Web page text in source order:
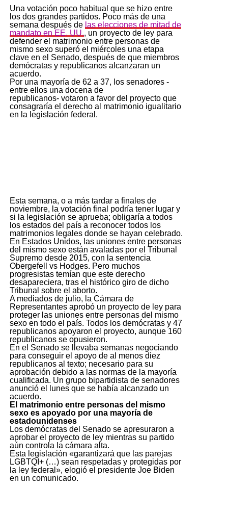
Una votación poco habitual que se hizo entre
los dos grandes partidos. Poco más de una
semana después de las elecciones de mitad de
mandato en EE. UU., un proyecto de ley para
defender el matrimonio entre personas de
mismo sexo superó el miércoles una etapa
clave en el Senado, después de que miembros
demócratas y republicanos alcanzaran un
acuerdo.
Por una mayoría de 62 a 37, los senadores -
entre ellos una docena de
republicanos- votaron a favor del proyecto que
consagraría el derecho al matrimonio igualitario
en la legislación federal.
Esta semana, o a más tardar a finales de
noviembre, la votación final podría tener lugar y
si la legislación se aprueba; obligaría a todos
los estados del país a reconocer todos los
matrimonios legales donde se hayan celebrado.
En Estados Unidos, las uniones entre personas
del mismo sexo están avaladas por el Tribunal
Supremo desde 2015, con la sentencia
Obergefell vs Hodges. Pero muchos
progresistas temían que este derecho
desapareciera, tras el histórico giro de dicho
Tribunal sobre el aborto.
A mediados de julio, la Cámara de
Representantes aprobó un proyecto de ley para
proteger las uniones entre personas del mismo
sexo en todo el país. Todos los demócratas y 47
republicanos apoyaron el proyecto, aunque 160
republicanos se opusieron.
En el Senado se llevaba semanas negociando
para conseguir el apoyo de al menos diez
republicanos al texto; necesario para su
aprobación debido a las normas de la mayoría
cualificada. Un grupo bipartidista de senadores
anunció el lunes que se había alcanzado un
acuerdo.
El matrimonio entre personas del mismo
sexo es apoyado por una mayoría de
estadounidenses
Los demócratas del Senado se apresuraron a
aprobar el proyecto de ley mientras su partido
aún controla la cámara alta.
Esta legislación «garantizará que las parejas
LGBTQI+ (…) sean respetadas y protegidas por
la ley federal», elogió el presidente Joe Biden
en un comunicado.